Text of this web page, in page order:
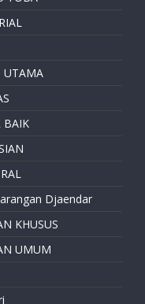
UTAMA
BAIK
Djaendar
KHUSUS
UMUM